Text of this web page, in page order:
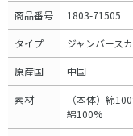
商品番号 1803-71505
タイプ ジャンバース
原産国 中国
素材
（本体）綿
綿100%